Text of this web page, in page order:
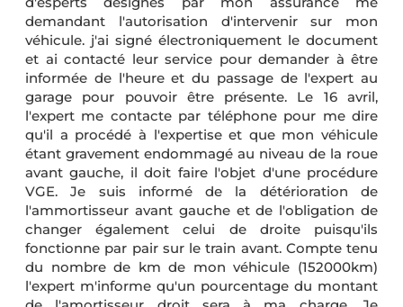
demandant l'autorisation d'intervenir sur mon
véhicule. j'ai signé électroniquement le document
et ai contacté leur service pour demander à être
informée de l'heure et du passage de l'expert au
garage pour pouvoir être présente. Le 16 avril,
l'expert me contacte par téléphone pour me dire
qu'il a procédé à l'expertise et que mon véhicule
étant gravement endommagé au niveau de la roue
avant gauche, il doit faire l'objet d'une procédure
VGE. Je suis informé de la détérioration de
l'ammortisseur avant gauche et de l'obligation de
changer également celui de droite puisqu'ils
fonctionne par pair sur le train avant. Compte tenu
du nombre de km de mon véhicule (152000km)
l'expert m'informe qu'un pourcentage du montant